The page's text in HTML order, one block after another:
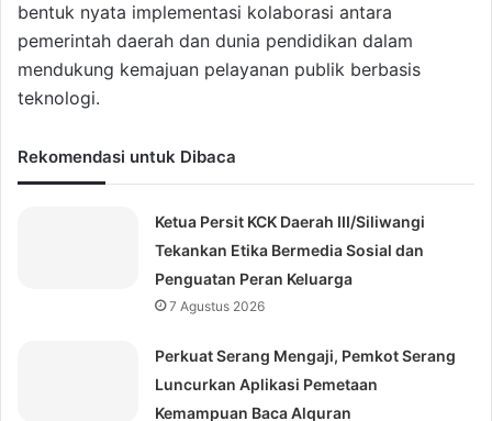
bentuk nyata implementasi kolaborasi antara
pemerintah daerah dan dunia pendidikan dalam
mendukung kemajuan pelayanan publik berbasis
teknologi.
Rekomendasi untuk Dibaca
Ketua Persit KCK Daerah III/Siliwangi
Tekankan Etika Bermedia Sosial dan
Penguatan Peran Keluarga
7 Agustus 2026
Perkuat Serang Mengaji, Pemkot Serang
Luncurkan Aplikasi Pemetaan
Kemampuan Baca Alquran